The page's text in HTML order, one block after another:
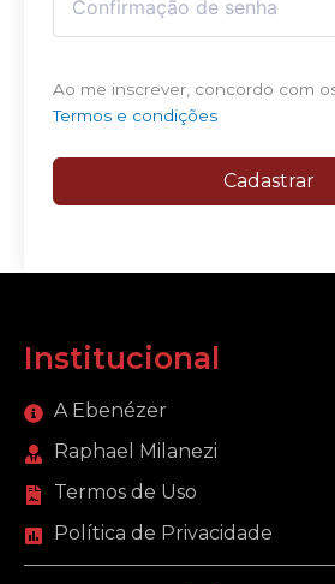
Ao me inscrever, concordo com
Termos e condições
Cadastrar
Institucional
A Ebenézer
Raphael Milanezi
Termos de Uso
Política de Privacidade